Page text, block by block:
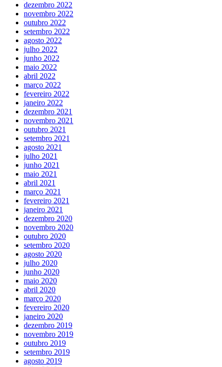
dezembro 2022
novembro 2022
outubro 2022
setembro 2022
agosto 2022
julho 2022
junho 2022
maio 2022
abril 2022
março 2022
fevereiro 2022
janeiro 2022
dezembro 2021
novembro 2021
outubro 2021
setembro 2021
agosto 2021
julho 2021
junho 2021
maio 2021
abril 2021
março 2021
fevereiro 2021
janeiro 2021
dezembro 2020
novembro 2020
outubro 2020
setembro 2020
agosto 2020
julho 2020
junho 2020
maio 2020
abril 2020
março 2020
fevereiro 2020
janeiro 2020
dezembro 2019
novembro 2019
outubro 2019
setembro 2019
agosto 2019